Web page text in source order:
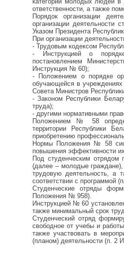
ответственности, а также
Порядок организации
организации деятельности
Указом Президента
При организации
- Трудовым кодексом
- Инструкцией о порядке
постановлением
Инструкция № 60);
- Положением о порядке
обучающейся в учреждениях
Совета Министров
- Законом Республики
труда);
- другими нормативными
Положением № 58
территории Республики
приобретению
Нормы Положения № 58
повышения эффективности
Под студенческим отрядом
(далее – молодые
трудовую деятельность, а
соответствии с программой
Студенческие отряды
Положения № 958).
Инструкцией № 60
также минимальный срок
Студенческий отряд
свободное от учебы и
также участвовать в
(планом) деятельности (п. 2